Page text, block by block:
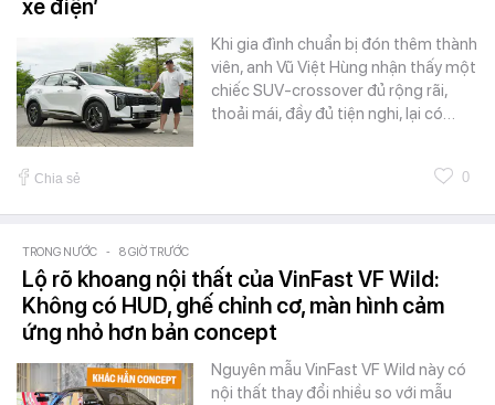
xe điện’
Khi gia đình chuẩn bị đón thêm thành
viên, anh Vũ Việt Hùng nhận thấy một
chiếc SUV-crossover đủ rộng rãi,
thoải mái, đầy đủ tiện nghi, lại có…
Chia sẻ 0
TRONG NƯỚC - 8 GIỜ TRƯỚC
Lộ rõ khoang nội thất của VinFast VF Wild:
Không có HUD, ghế chỉnh cơ, màn hình cảm
ứng nhỏ hơn bản concept
Nguyên mẫu VinFast VF Wild này có
nội thất thay đổi nhiều so với mẫu